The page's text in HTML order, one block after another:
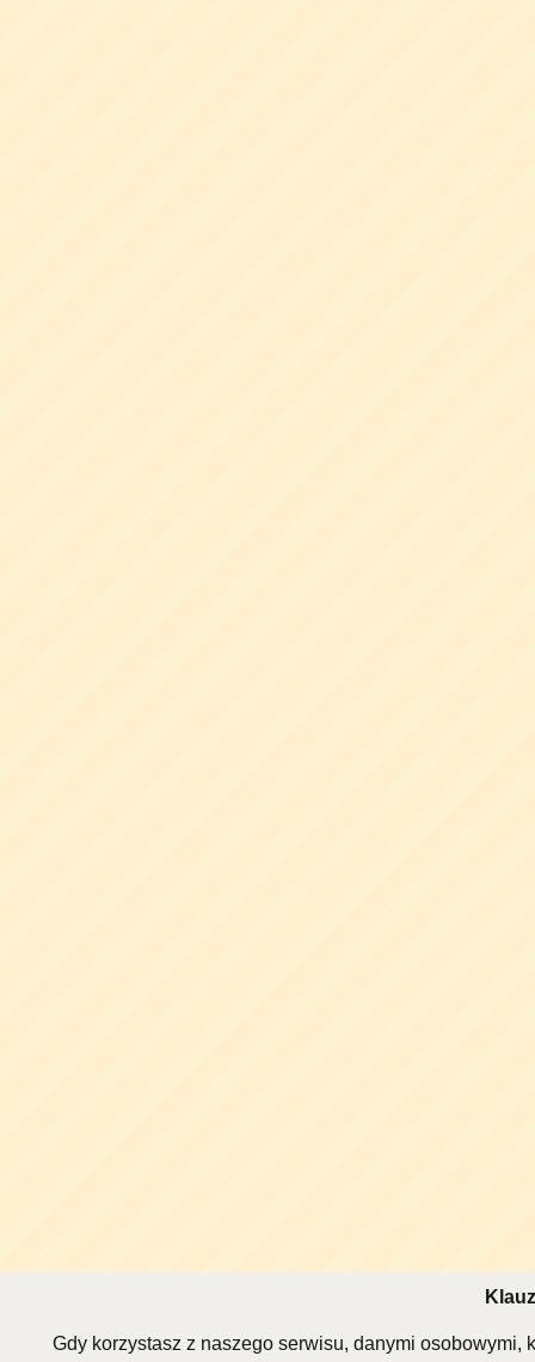
Gdy korzystasz z naszego serwisu, danymi osobowymi,